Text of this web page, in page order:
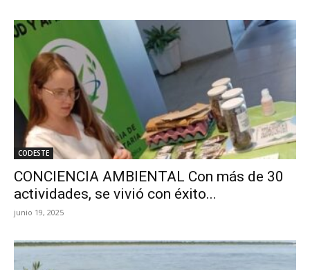
CODESTE
CONCIENCIA AMBIENTAL Con más de 30
actividades, se vivió con éxito...
junio 19, 2025